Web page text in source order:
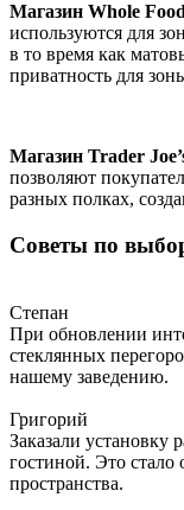
Магазин Whole
используются для
в то время как
приватность для
Магазин Trader
позволяют
разных полках,
Советы по
Степан
При обновлении
стеклянных
нашему заведению.
Григорий
Заказали
гостиной. Это
пространства.